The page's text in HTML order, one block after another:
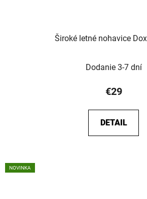
Široké letné nohavice
Dodanie 3-7 dní
€29
DETAIL
NOVINKA